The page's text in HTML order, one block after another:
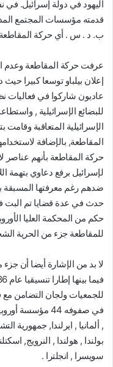
اليهود في دولة إسرائيل. في
قدمته مؤسسات المجتمع
ب. د . س . أي حركة المقاطعة
عرفت حركة المقاطعة وعدم
إعلان بيلباو توسعا كبيرا
عاديون شاركوا في فعاليات
للبضائع الإسرائيلية ,
الإسرائيلية المتعاقبة
المقاطعة, بالإضافة
حركة المقاطعة بأنهم عناصر
لإسرائيل برفع دعاوي بتهمة
ضدهم رغم معرفتها المسبقة
حدث في عدة قضايا تم البت
حكم من المحكمة العليا
للمقاطعة جزء من الحرية
لا بد من الإشارة أيضا أن
للجمعيات ولجان التضامن
, ألمانيا , ايرلندا, جمهورية
بولندا , هولندا , النرويج,
سويسرا , انجلترا .